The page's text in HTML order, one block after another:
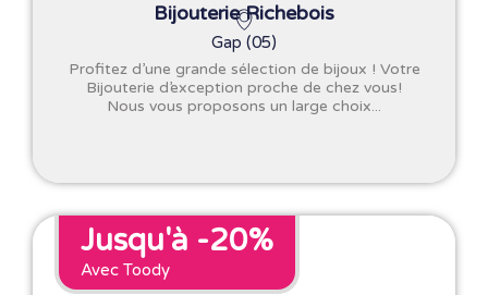
Bijouterie Richebois
Gap (05)
Profitez d’une grande sélection de bijoux ! Votre
Bijouterie d’exception proche de chez vous!
Nous vous proposons un large choix...
Jusqu'à -20%
Avec Toody